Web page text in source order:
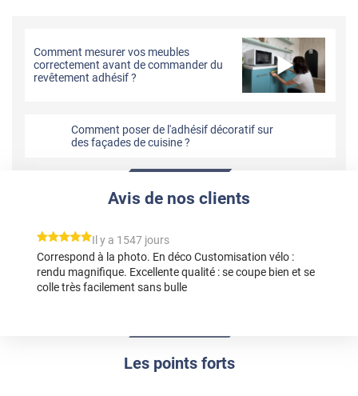
Comment mesurer vos meubles
correctement avant de commander du
revêtement adhésif ?
Comment poser de l'adhésif décoratif sur
des façades de cuisine ?
Les points forts
Avis de nos clients
*****
Il y a 1547 jours
Correspond à la photo. En déco Customisation vélo :
rendu magnifique. Excellente qualité : se coupe bien et se
colle très facilement sans bulle